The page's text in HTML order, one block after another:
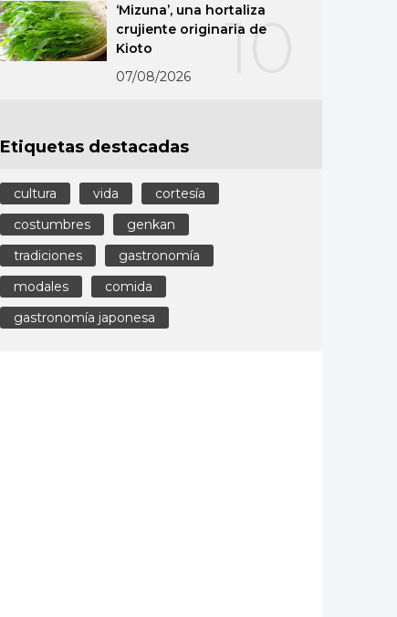
10
‘Mizuna’, una hortaliza
crujiente originaria de
Kioto
07/08/2026
Etiquetas destacadas
cultura vida
cortesía
costumbres
genkan
tradiciones
gastronomía
modales
comida
gastronomía japonesa